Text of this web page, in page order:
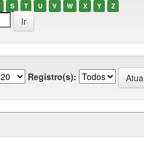
S T U V W X Y Z
Registro(s):